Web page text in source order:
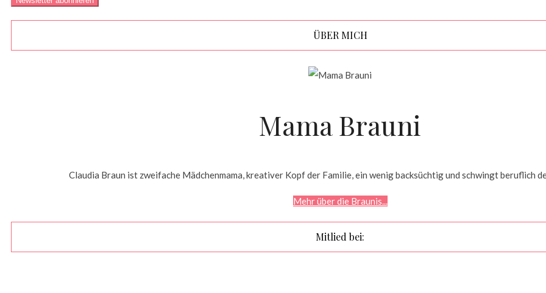
ÜBER MICH
Mama Brauni
Claudia Braun ist zweifache Mädchenmama, kreativer Kopf der Familie, ein wenig backsüchtig und schwingt beruflich
Mehr über die Braunis...
Mitlied bei: